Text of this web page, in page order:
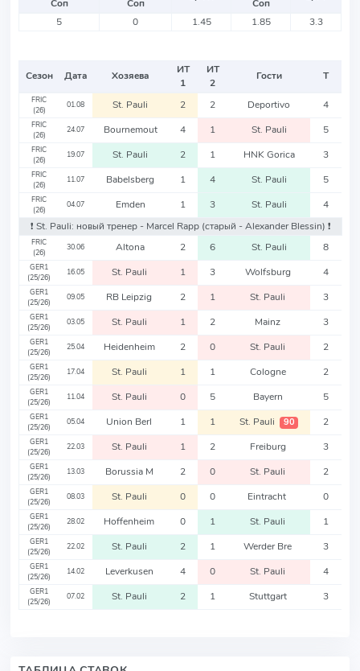
Соп
Соп
Соп
5
0 1.45 1.85 3.3
Сезон Дата Хозяева
ИТ
1
ИТ
2
Гости Т
FRIC
(26)
01.08 St. Pauli 2 2 Deportivo 4
FRIC
(26)
24.07 Bournemout 4 1 St. Pauli 5
FRIC
(26)
19.07 St. Pauli 2 1 HNK Gorica 3
FRIC
(26)
11.07 Babelsberg 1 4 St. Pauli 5
FRIC
(26)
04.07 Emden 1 3 St. Pauli
4
❗️ St. Pauli: новый тренер - Marcel Rapp (старый - Alexander Blessin) ❗️
FRIC
(26)
30.06 Altona 2 6 St. Pauli 8
GER1
(25/26)
16.05 St. Pauli 1 3 Wolfsburg 4
GER1
(25/26)
09.05 RB Leipzig 2 1 St. Pauli 3
GER1
(25/26)
03.05 St. Pauli 1 2 Mainz 3
GER1
(25/26)
25.04 Heidenheim 2 0 St. Pauli 2
GER1
(25/26)
17.04 St. Pauli 1 1 Cologne 2
GER1
(25/26)
11.04 St. Pauli 0 5 Bayern 5
GER1
(25/26)
05.04 Union Berl 1 1 St. Pauli 90 2
GER1
(25/26)
22.03 St. Pauli 1 2 Freiburg 3
GER1
(25/26)
13.03 Borussia M 2 0 St. Pauli 2
GER1
(25/26)
08.03 St. Pauli 0 0 Eintracht 0
GER1
(25/26)
28.02 Hoffenheim 0 1 St. Pauli 1
GER1
(25/26)
22.02 St. Pauli 2 1 Werder Bre 3
GER1
(25/26)
14.02 Leverkusen 4 0 St. Pauli 4
GER1
(25/26)
07.02 St. Pauli 2 1 Stuttgart 3